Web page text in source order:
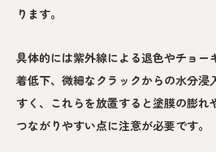
ります。
具体的には紫外線による退色やチョー
着低下、微細なクラックからの水分浸
すく、これらを放置すると塗膜の膨れ
つながりやすい点に注意が必要です。